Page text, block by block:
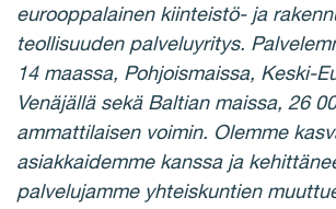
eurooppalainen kiinteistö- ja
teollisuuden palveluyritys.
14 maassa, Pohjoismaissa, Keski-
Venäjällä sekä Baltian maissa, 26
ammattilaisen voimin. Olemme
asiakkaidemme kanssa ja
palvelujamme yhteiskuntien